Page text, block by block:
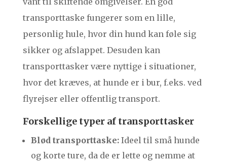
transporttaske fungerer som en lille,
personlig hule, hvor din hund kan føle sig
sikker og afslappet. Desuden kan
transporttasker være nyttige i situationer,
hvor det kræves, at hunde er i bur, f.eks. ved
flyrejser eller offentlig transport.
Forskellige typer af transporttasker
Blød transporttaske:Ideel til små hunde
og korte ture, da de er lette og nemme at